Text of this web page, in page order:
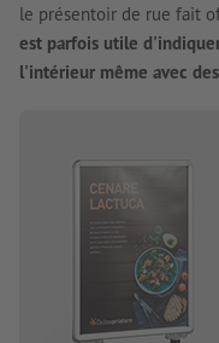
le présentoir de rue fait
est parfois utile
l'intérieur même avec